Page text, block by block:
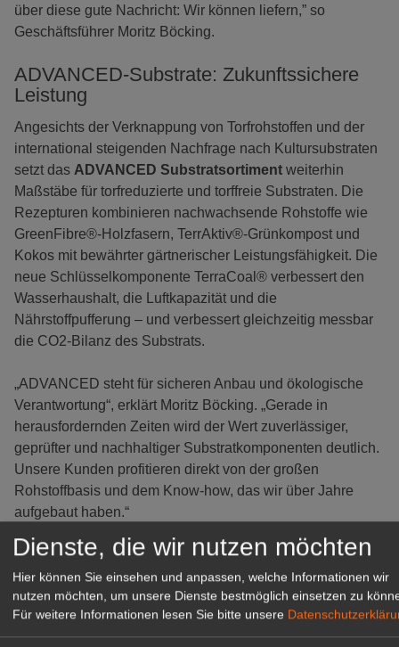
über diese gute Nachricht: Wir können liefern,” so
Geschäftsführer Moritz Böcking.
ADVANCED-Substrate: Zukunftssichere
Leistung
Angesichts der Verknappung von Torfrohstoffen und der
international steigenden Nachfrage nach Kultursubstraten
setzt das ADVANCED Substratsortiment weiterhin
Maßstäbe für torfreduzierte und torffreie Substraten. Die
Rezepturen kombinieren nachwachsende Rohstoffe wie
GreenFibre®-Holzfasern, TerrAktiv®-Grünkompost und
Kokos mit bewährter gärtnerischer Leistungsfähigkeit. Die
neue Schlüsselkomponente TerraCoal® verbessert den
Wasserhaushalt, die Luftkapazität und die
Nährstoffpufferung – und verbessert gleichzeitig messbar
die CO2-Bilanz des Substrats.
„ADVANCED steht für sicheren Anbau und ökologische
Verantwortung“, erklärt Moritz Böcking. „Gerade in
herausfordernden Zeiten wird der Wert zuverlässiger,
geprüfter und nachhaltiger Substratkomponenten deutlich.
Unsere Kunden profitieren direkt von der großen
Rohstoffbasis und dem Know-how, das wir über Jahre
aufgebaut haben.“
TerraCoal®: Der neue Maßstab für
klimaresistentes Substratdesign
TerraCoal® ist eine Biokohle der nächsten Generation,
Dienste, die wir nutzen möchten
Hier können Sie einsehen und anpassen, welche Informationen wir
nutzen möchten, um unsere Dienste bestmöglich einsetzen zu
Für weitere Informationen lesen Sie bitte unsere